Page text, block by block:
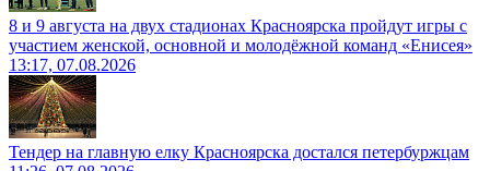
8 и 9 августа на двух стадионах Красноярска пройдут игры с
участием женской, основной и молодёжной команд «Енисея»
13:17, 07.08.2026
Тендер на главную елку Красноярска достался петербуржцам